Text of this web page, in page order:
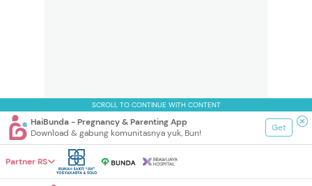
SCROLL TO CONTINUE WITH CONTENT
HaiBunda - Pregnancy & Parenting App
Download & gabung komunitasnya yuk, Bun!
Get
Partner RS